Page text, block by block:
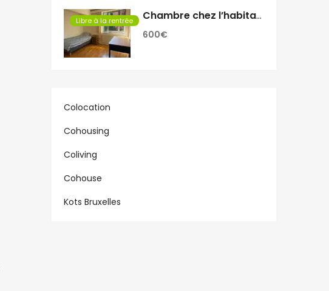
Libre à la rentrée Chambre chez l’habitant
600€
Colocation
Cohousing
Coliving
Cohouse
Kots Bruxelles